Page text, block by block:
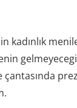
kadınlık
çantasında